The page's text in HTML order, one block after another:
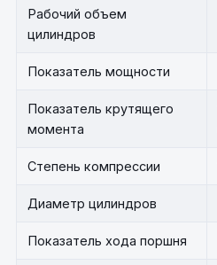
Рабочий объем
цилиндров
Показатель мощности
Показатель крутящего
момента
Степень компрессии
Диаметр цилиндров
Показатель хода поршня